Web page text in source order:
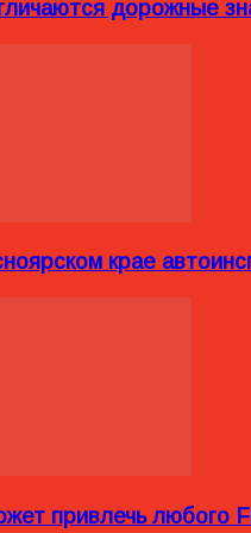
дорожные
крае
привлечь любого